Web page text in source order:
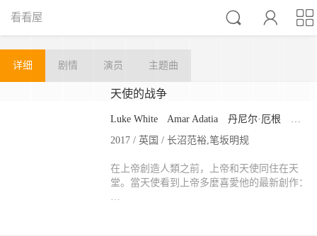



看看屋
详细 剧情 演员 主题曲
天使的战争
Luke White Amar Adatia 丹尼尔·厄根
维尔
2017 / 英国 / 长沼范裕,笔坂明规
在上帝創造人類之前，上帝和天使同住在天
堂。當天使看到上帝多麼喜愛他的最新創作：
…